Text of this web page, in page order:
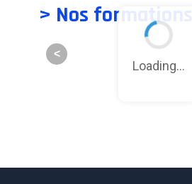
> Nos formations
Loading...